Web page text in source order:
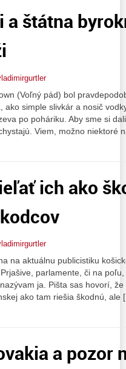
a štátna
(Voľný pád) bol
ako simple slivkár a nosič
po poháriku. Aby sme si
Viem, možno niektoré
ich ako
na aktuálnu publicistiku
parlamente, či na
ja. Pišta sas hovorí,
ako tam riešia škodnú, ale
a pozor